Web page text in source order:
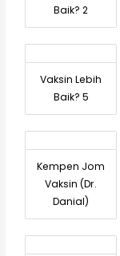
Baik? 2
Vaksin Lebih
Baik? 5
Kempen Jom
Vaksin (Dr.
Danial)